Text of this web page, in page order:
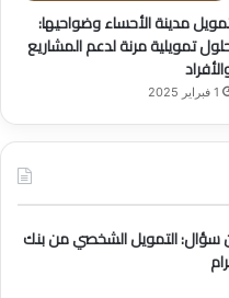
مدينة الأحساء وضواحيها:
تمويلية مرنة لدعم المشاريع
1 فبراير 2025
عن سؤال: التمويل الشخصي من بنك